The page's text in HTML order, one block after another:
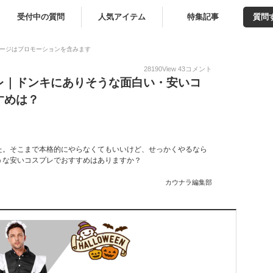
受付中の質問 人気アイテム 特集記事 質問
ジはプロモーションを含みます
28190View 43コメント
ドンキにありそうな面白い・安いコ
は？
そこまで本格的にやらなくてもいいけど、せっかくやるなら
安いコスプレでおすすめはありますか？
カウナラ編集部